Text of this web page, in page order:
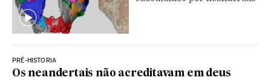
PRÉ-HISTORIA
Os neandertais não acreditavam em deus